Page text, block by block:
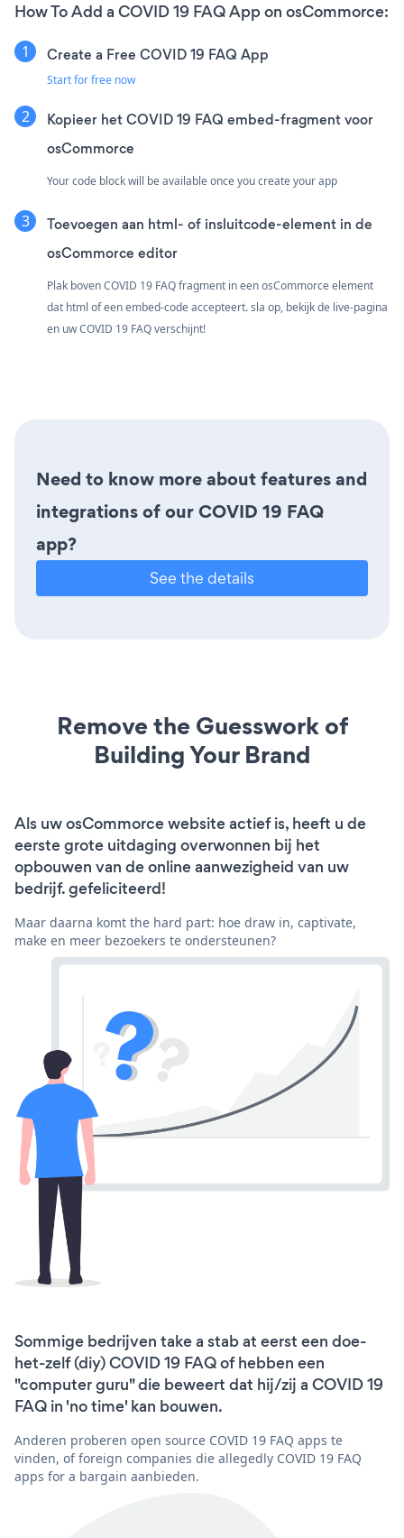
How To Add a COVID 19 FAQ App on osCommorce:
Create a Free COVID 19 FAQ App
Start for free now
Kopieer het COVID 19 FAQ embed-fragment voor
osCommorce
Your code block will be available once you create your app
Toevoegen aan html- of insluitcode-element in de
osCommorce editor
Plak boven COVID 19 FAQ fragment in een osCommorce element
dat html of een embed-code accepteert. sla op, bekijk de live-pagina
en uw COVID 19 FAQ verschijnt!
Need to know more about features and
integrations of our COVID 19 FAQ
app?
See the details
Remove the Guesswork of
Building Your Brand
Als uw osCommorce website actief is, heeft u de
eerste grote uitdaging overwonnen bij het
opbouwen van de online aanwezigheid van uw
bedrijf. gefeliciteerd!
Maar daarna komt the hard part: hoe draw in, captivate,
make en meer bezoekers te ondersteunen?
Sommige bedrijven take a stab at eerst een doe-
het-zelf (diy) COVID 19 FAQ of hebben een
"computer guru" die beweert dat hij/zij a COVID 19
FAQ in 'no time' kan bouwen.
Anderen proberen open source COVID 19 FAQ apps te
vinden, of foreign companies die allegedly COVID 19 FAQ
apps for a bargain aanbieden.